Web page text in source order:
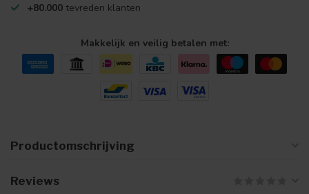
+80.000 tevreden klanten
Makkelijk en veilig betalen met:
Productomschrijving
Reviews